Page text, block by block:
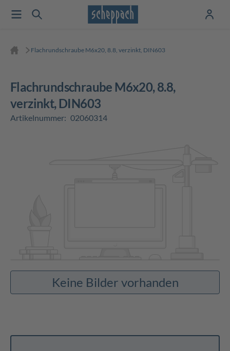
Flachrundschraube M6x20, 8.8, verzinkt, DIN603
Flachrundschraube M6x20, 8.8,
verzinkt, DIN603
Artikelnummer: 02060314
Keine Bilder vorhanden